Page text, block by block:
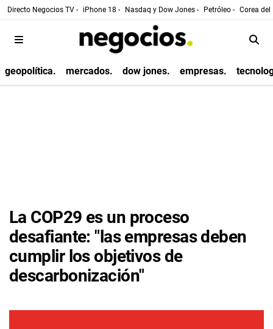
Directo Negocios TV - iPhone 18 - Nasdaq y Dow Jones - Petróleo - Corea
geopolítica. mercados. dow jones. empresas.
La COP29 es un proceso
desafiante: "las empresas deben
cumplir los objetivos de
descarbonización"